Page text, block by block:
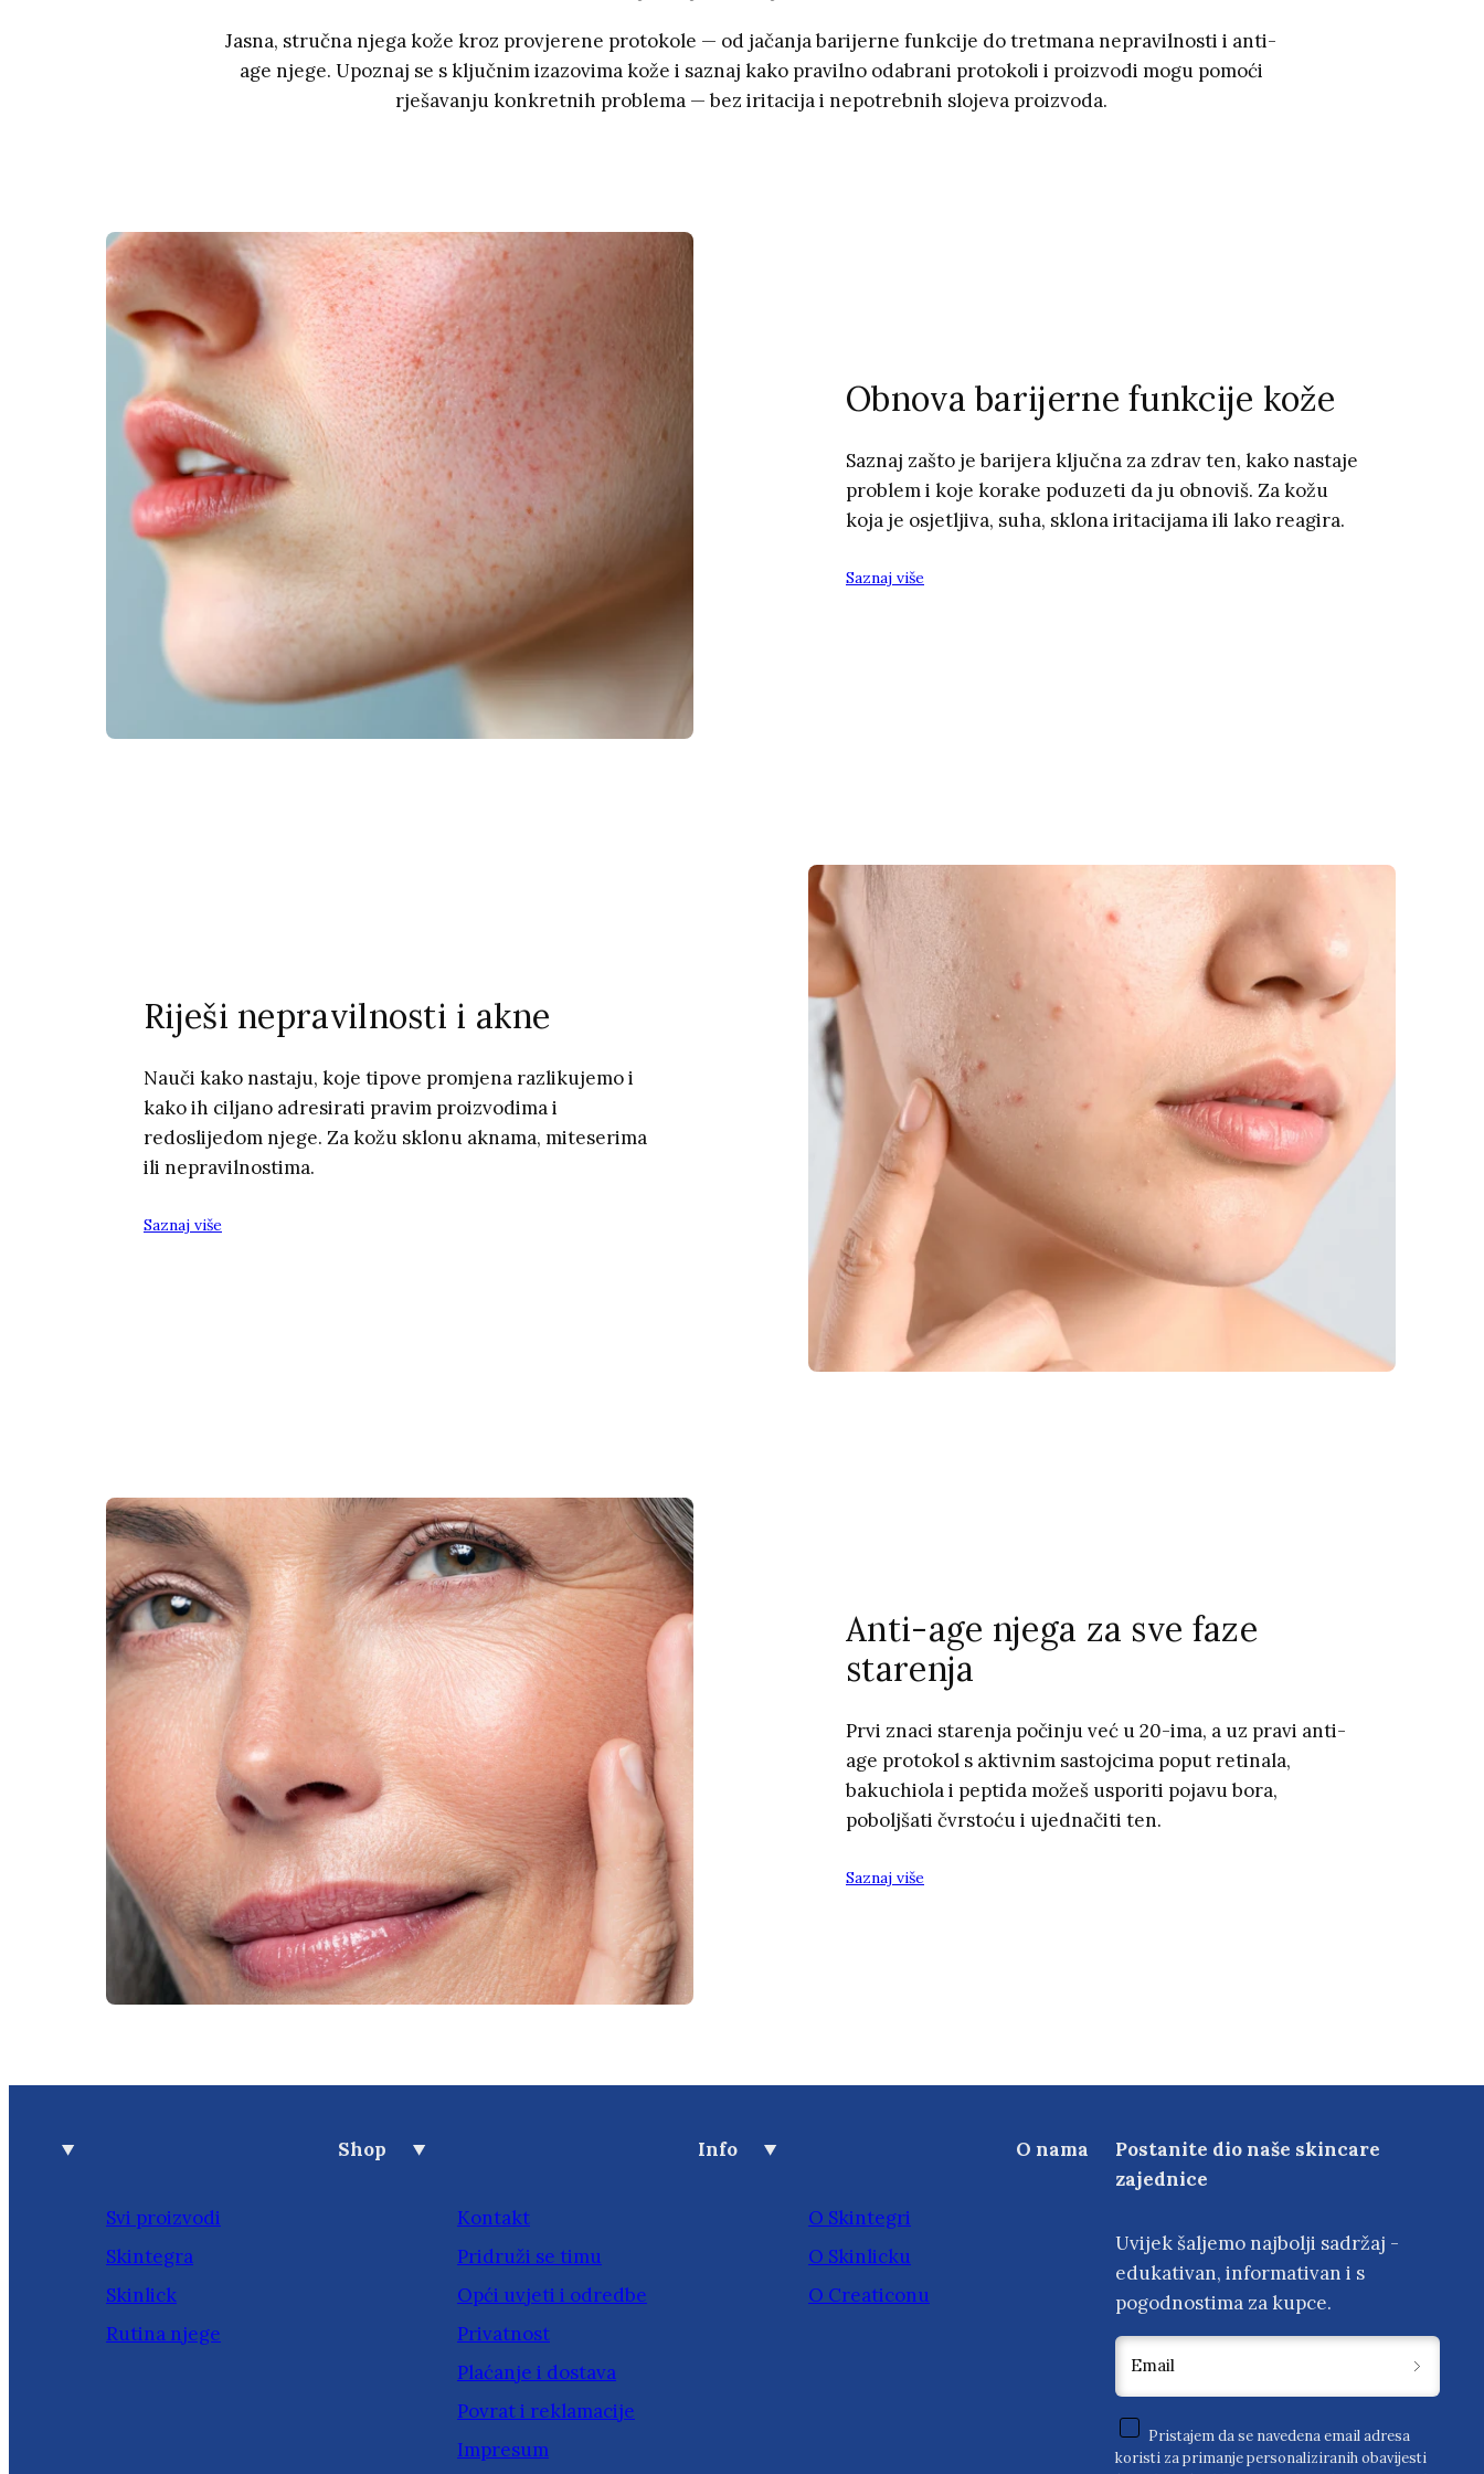
Jasna, stručna njega kože kroz provjerene protokole — od jačanja barijerne funkcije do tretmana nepravilnosti i anti-
age njege. Upoznaj se s ključnim izazovima kože i saznaj kako pravilno odabrani protokoli i proizvodi mogu pomoći
rješavanju konkretnih problema — bez iritacija i nepotrebnih slojeva proizvoda.
Obnova barijerne funkcije kože
Saznaj zašto je barijera ključna za zdrav ten, kako nastaje
problem i koje korake poduzeti da ju obnoviš. Za kožu
koja je osjetljiva, suha, sklona iritacijama ili lako reagira.
Saznaj više
Riješi nepravilnosti i akne
Nauči kako nastaju, koje tipove promjena razlikujemo i
kako ih ciljano adresirati pravim proizvodima i
redoslijedom njege. Za kožu sklonu aknama, miteserima
ili nepravilnostima.
Saznaj više
Anti-age njega za sve faze
starenja
Prvi znaci starenja počinju već u 20-ima, a uz pravi anti-
age protokol s aktivnim sastojcima poput retinala,
bakuchiola i peptida možeš usporiti pojavu bora,
poboljšati čvrstoću i ujednačiti ten.
Saznaj više
Shop
Svi proizvodi
Skintegra
Skinlick
Rutina njege
Info
Kontakt
Pridruži se timu
Opći uvjeti i odredbe
Privatnost
Plaćanje i dostava
Povrat i reklamacije
Impresum
O nama
O Skintegri
O Skinlicku
O Creaticonu
Postanite dio naše skincare
zajednice
Uvijek šaljemo najbolji sadržaj -
edukativan, informativan i s
pogodnostima za kupce.
Email
Pristajem da se navedena email adresa
koristi za primanje personaliziranih obavijesti